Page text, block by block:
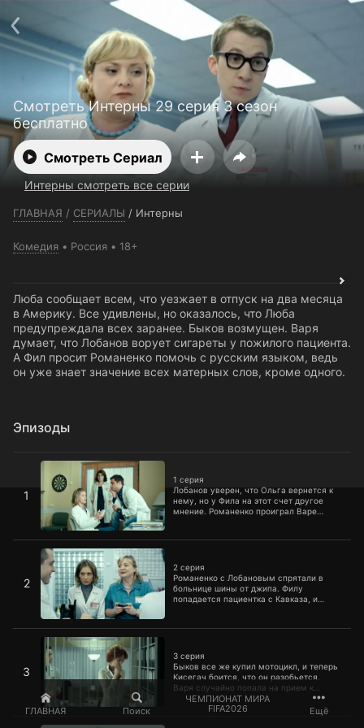
ГЛАВНАЯ Поиск
ЧЕМПИОНАТ МИРА
FIFA2026
Ещё
Смотреть Интерны 29 серия 3 сезон
бесплатно
Смотреть Сериал
Интерны смотреть все серии
ГЛАВНАЯ / СЕРИАЛЫ / Интерны
Комедия Россия 18+
Люба сообщает всем, что уезжает в отпуск на два месяца
в Америку. Все удивлены, но оказалось, что Люба
предупреждала всех заранее. Быков возмущен. Варя
думает, что Лобанов ворует сигареты у пожилого пациента.
А Фил просит Романенко помочь с русским языком, ведь
он уже знает значение всех матерных слов, кроме одного.
Эпизоды
1
1 серия
Лобанов уверен, что Ольга вернется к
нему, но у Фила на этот счет другое
мнение. Романенко проиграл Варе
Кисегач приготовила Быкову сюрприз.
Андрей Евгеньевич, а знакомство с ее
мамой.
1 серия
2
2 серия
Романенко с Лобановым спрятали в
больнице шины от джипа. Филу
попадается пациентка с Кавказа, и
познакомить Быкова со своей мамой и
подарить ему мотоцикл. Быков ходит
как шелковый, но Кисегач обещание
выполнять не хочет.
2 серия
3
3 серия
Быков все же купил мотоцикл, и теперь
Кисегач боится, что он разобьется.
Варя случайно попала на прием к
Купитману. А Лобанов находит флешку
со стихами о суициде. Но Фил уверен,
3 серия
5 серия
+7 (727) 323 10 92
Пользовательское соглашение
Политика конфиденциальности
Открыть приложение
Ввести промокод